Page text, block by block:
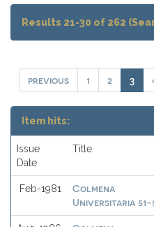
Results 21-30 of 262
previous 1 2 3
Item hits:
Issue
Date
Title
Feb-1981
Colmena
Universitaria 51-